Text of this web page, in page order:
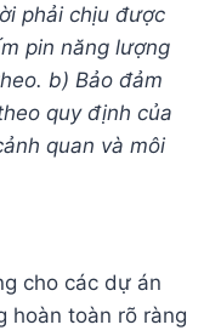
phải chịu được
pin năng lượng
b) Bảo đảm
quy định của
quan và môi
cho các dự án
hoàn toàn rõ ràng